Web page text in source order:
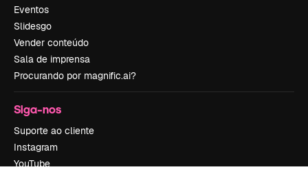
Eventos
Slidesgo
Vender conteúdo
Sala de imprensa
Procurando por magnific.ai?
Siga-nos
Suporte ao cliente
Instagram
YouTube